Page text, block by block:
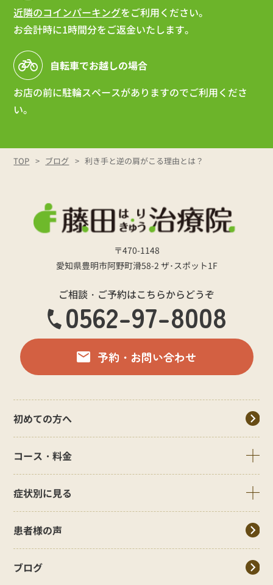
近隣のコインパーキングをご利用ください。
お会計時に1時間分をご返金いたします。
自転車でお越しの場合
お店の前に駐輪スペースがありますのでご利用くださ
い。
TOP ブログ 利き手と逆の肩がこる理由とは？
〒470-1148
愛知県豊明市阿野町滑58-2 ザ･スポット1F
ご相談・ご予約はこちらからどうぞ
0562-97-8008
予約・お問い合わせ
初めての方へ
コース・料金
症状別に見る
患者様の声
ブログ